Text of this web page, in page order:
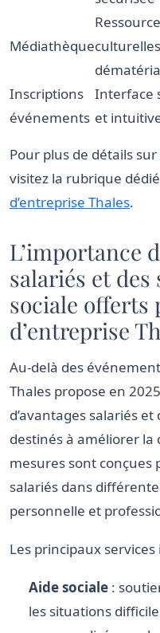
Médiathèqueculturelles
Inscriptions
événements
Interface
et
Pour plus de détails
visitez la rubrique
d’entreprise Thales.
L’importance
salariés et des
sociale offerts
d’entreprise
Au-delà des
Thales propose en
d’avantages salariés et
destinés à améliorer la
mesures sont conçues
salariés dans
personnelle et
Les principaux
Aide sociale :
les situations